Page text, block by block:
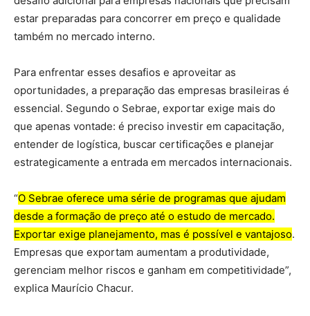
estar preparadas para concorrer em preço e qualidade
também no mercado interno.
Para enfrentar esses desafios e aproveitar as
oportunidades, a preparação das empresas brasileiras é
essencial. Segundo o Sebrae, exportar exige mais do
que apenas vontade: é preciso investir em capacitação,
entender de logística, buscar certificações e planejar
estrategicamente a entrada em mercados internacionais.
“O Sebrae oferece uma série de programas que ajudam
desde a formação de preço até o estudo de mercado.
Exportar exige planejamento, mas é possível e vantajoso.
Empresas que exportam aumentam a produtividade,
gerenciam melhor riscos e ganham em competitividade”,
explica Maurício Chacur.